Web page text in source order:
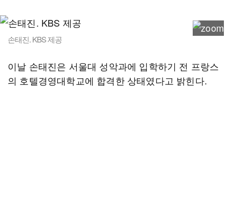
손태진. KBS 제공
이날 손태진은 서울대 성악과에 입학하기 전 프랑스
의 호텔경영대학교에 합격한 상태였다고 밝힌다.